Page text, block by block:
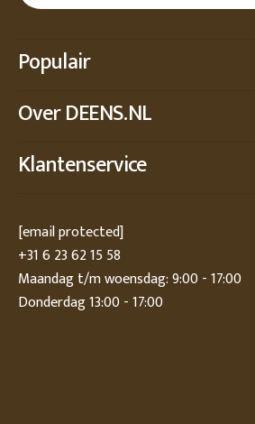
Populair
Over DEENS.NL
Klantenservice
[email protected]
+31 6 23 62 15 58
Maandag t/m woensdag: 9:00 - 17:00
Donderdag 13:00 - 17:00